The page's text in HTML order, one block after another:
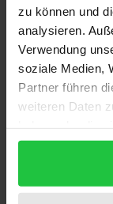
zu können und
analysieren.
Verwendung
soziale Medien,
Partner führen
weiteren Daten
gesammelt
55 bestimmte
Motetten das
16.
die Magnificat
hohen
erschienenen
in zahlreichen
(süd-